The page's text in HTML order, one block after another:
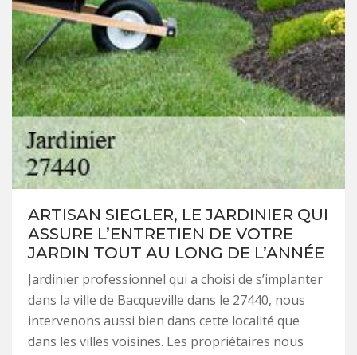
ARTISAN SIEGLER, LE JARDINIER QUI
ASSURE L’ENTRETIEN DE VOTRE
JARDIN TOUT AU LONG DE L’ANNÉE
Jardinier professionnel qui a choisi de s’implanter
dans la ville de Bacqueville dans le 27440, nous
intervenons aussi bien dans cette localité que
dans les villes voisines. Les propriétaires nous